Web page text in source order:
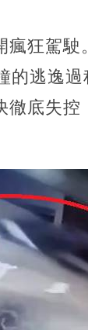
狂駕駛
的逃逸
底失控